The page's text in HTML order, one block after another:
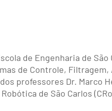
de Engenharia de
de Controle,
professores Dr. Marco
de São Carlos